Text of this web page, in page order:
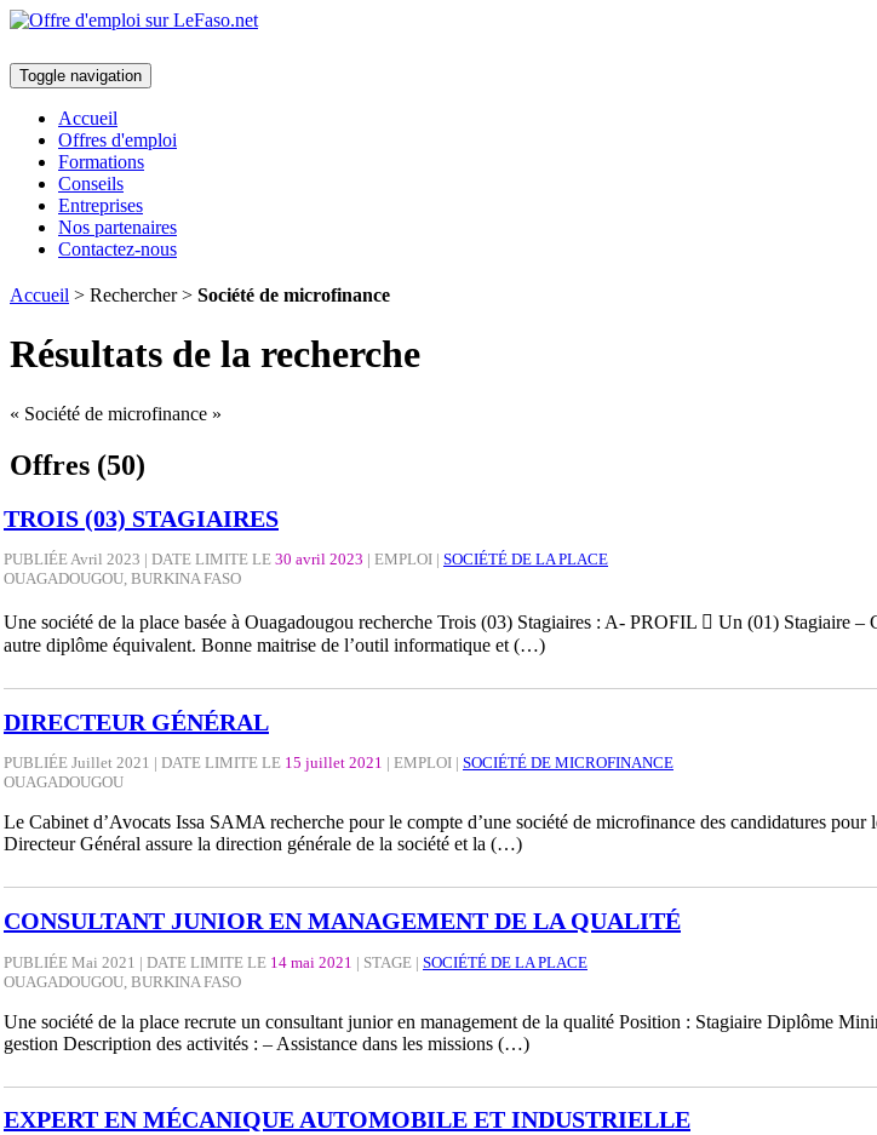
Toggle navigation
Accueil
Offres d'emploi
Formations
Conseils
Entreprises
Nos partenaires
Contactez-nous
Accueil > Rechercher > Société de microfinance
Résultats de la recherche
« Société de microfinance »
Offres (50)
TROIS (03) STAGIAIRES
PUBLIÉE Avril 2023 | DATE LIMITE LE 30 avril 2023 | EMPLOI | SOCIÉTÉ DE LA PLACE
OUAGADOUGOU, BURKINA FASO
Une société de la place basée à Ouagadougou recherche Trois (03) Stagiaires : A- PROFIL  Un (01) Stagiaire
autre diplôme équivalent. Bonne maitrise de l’outil informatique et (…)
DIRECTEUR GÉNÉRAL
PUBLIÉE Juillet 2021 | DATE LIMITE LE 15 juillet 2021 | EMPLOI | SOCIÉTÉ DE MICROFINANCE
OUAGADOUGOU
Le Cabinet d’Avocats Issa SAMA recherche pour le compte d’une société de microfinance des candidatures
Directeur Général assure la direction générale de la société et la (…)
CONSULTANT JUNIOR EN MANAGEMENT DE LA QUALITÉ
PUBLIÉE Mai 2021 | DATE LIMITE LE 14 mai 2021 | STAGE | SOCIÉTÉ DE LA PLACE
OUAGADOUGOU, BURKINA FASO
Une société de la place recrute un consultant junior en management de la qualité Position : Stagiaire Diplôme
gestion Description des activités : – Assistance dans les missions (…)
EXPERT EN MÉCANIQUE AUTOMOBILE ET INDUSTRIELLE